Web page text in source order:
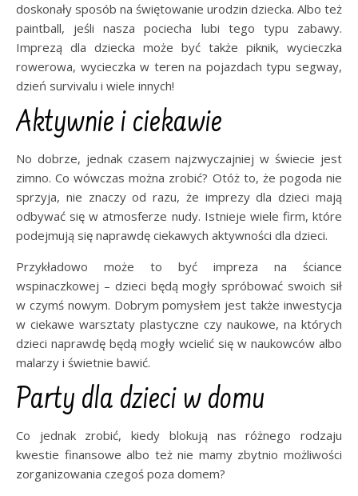
doskonały sposób na świętowanie urodzin dziecka. Albo też
paintball, jeśli nasza pociecha lubi tego typu zabawy.
Imprezą dla dziecka może być także piknik, wycieczka
rowerowa, wycieczka w teren na pojazdach typu segway,
dzień survivalu i wiele innych!
Aktywnie i ciekawie
No dobrze, jednak czasem najzwyczajniej w świecie jest
zimno. Co wówczas można zrobić? Otóż to, że pogoda nie
sprzyja, nie znaczy od razu, że imprezy dla dzieci mają
odbywać się w atmosferze nudy. Istnieje wiele firm, które
podejmują się naprawdę ciekawych aktywności dla dzieci.
Przykładowo może to być impreza na ściance
wspinaczkowej – dzieci będą mogły spróbować swoich sił
w czymś nowym. Dobrym pomysłem jest także inwestycja
w ciekawe warsztaty plastyczne czy naukowe, na których
dzieci naprawdę będą mogły wcielić się w naukowców albo
malarzy i świetnie bawić.
Party dla dzieci w domu
Co jednak zrobić, kiedy blokują nas różnego rodzaju
kwestie finansowe albo też nie mamy zbytnio możliwości
zorganizowania czegoś poza domem?